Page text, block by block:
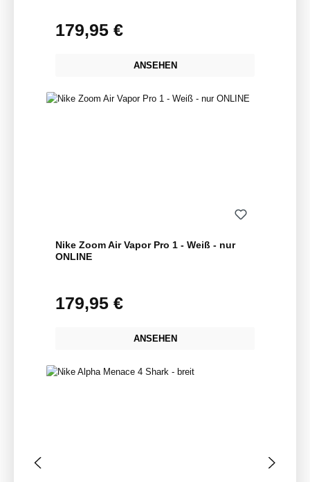
Regulärer Preis:
179,95 €
ANSEHEN
Nike Zoom Air Vapor Pro 1 - Weiß - nur
ONLINE
Regulärer Preis:
179,95 €
ANSEHEN